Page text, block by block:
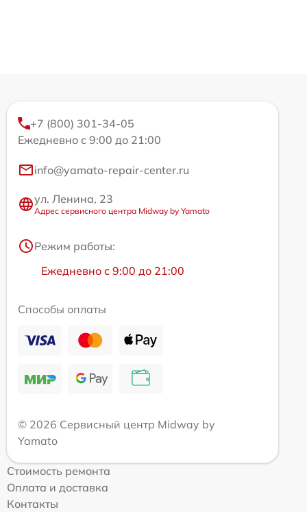
+7 (800) 301-34-05
Ежедневно с 9:00 до 21:00
info@yamato-repair-center.ru
ул. Ленина, 23
Адрес сервисного центра Midway by Yamato
Режим работы:
Ежедневно с 9:00 до 21:00
Способы оплаты
© 2026 Сервисный центр Midway by
Yamato
Стоимость ремонта
Оплата и доставка
Контакты